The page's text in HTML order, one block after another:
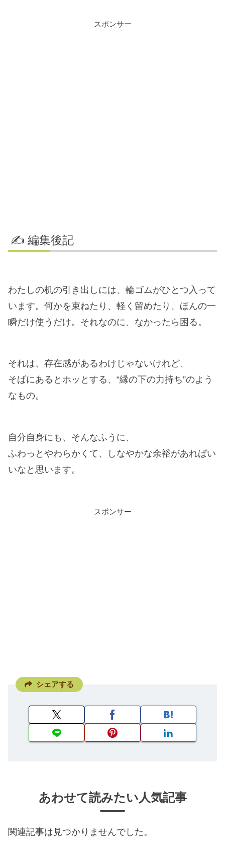
スポンサー
✍️ 編集後記
わたしの机の引き出しには、輪ゴムがひとつ入って
います。何かを束ねたり、軽く留めたり、ほんの一
瞬だけ使うだけ。それなのに、なかったら困る。
それは、存在感があるわけじゃないけれど、
そばにあるとホッとする、“縁の下の力持ち”のよう
なもの。
自分自身にも、そんなふうに、
ふわっとやわらかくて、しなやかな余裕があればい
いなと思います。
スポンサー
シェアする
あわせて読みたい人気記事
関連記事は見つかりませんでした。